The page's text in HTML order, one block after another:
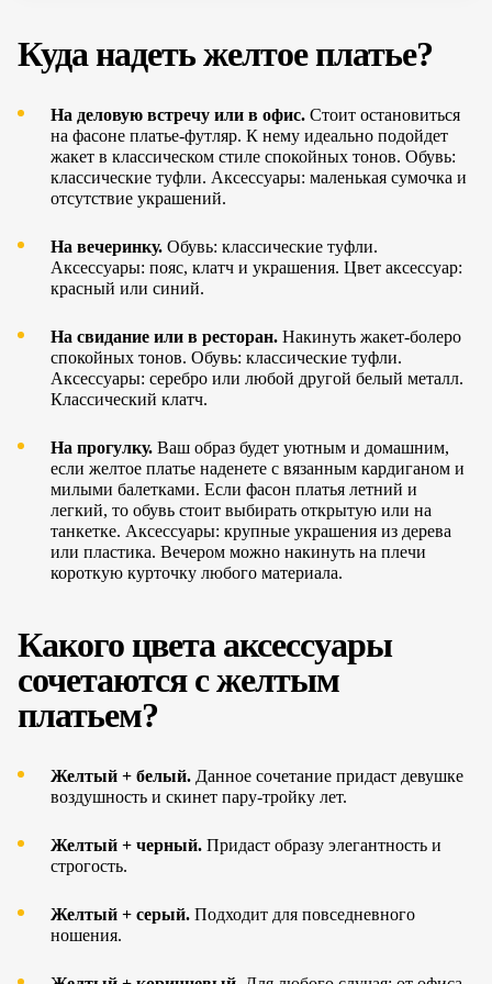
Куда надеть желтое платье?
На деловую встречу или в офис. Стоит остановить­ся
на фасоне платье-футляр. К нему идеально подойдет
жакет в классиче­ском стиле спокойных тонов. Обувь:
классиче­ские туфли. Аксессуары: маленькая сумочка и
отсутствие украшений.
На вечеринку. Обувь: классиче­ские туфли.
Аксессуары: пояс, клатч и украшения. Цвет аксессуар:
красный или синий.
На свидание или в ресторан. Накинуть жакет-болеро
спокойных тонов. Обувь: классиче­ские туфли.
Аксессуары: серебро или любой другой белый металл.
Классиче­ский клатч.
На прогулку. Ваш образ будет уютным и домашним,
если желтое платье наденете с вязанным кардиганом и
милыми балетками. Если фасон платья летний и
легкий, то обувь стоит выбирать открытую или на
танкетке. Аксессуары: крупные украшения из дерева
или пластика. Вечером можно накинуть на плечи
короткую курточку любого материала.
Какого цвета аксессуары
сочетаются с желтым
платьем?
Желтый + белый. Данное сочетание придаст девушке
воздуш­ность и скинет пару-тройку лет.
Желтый + черный. Придаст образу элегант­ность и
строгость.
Желтый + серый. Подходит для повседнев­ного
ношения.